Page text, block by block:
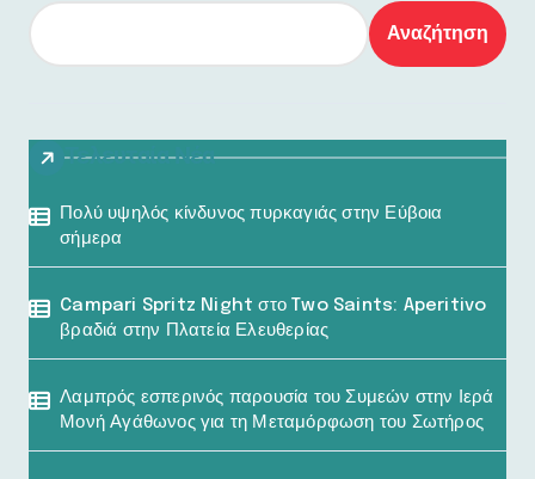
Αναζήτηση
Τελευταία Νέα
Πολύ υψηλός κίνδυνος πυρκαγιάς στην Εύβοια
σήμερα
Campari Spritz Night στο Two Saints: Aperitivo
βραδιά στην Πλατεία Ελευθερίας
Λαμπρός εσπερινός παρουσία του Συμεών στην Ιερά
Μονή Αγάθωνος για τη Μεταμόρφωση του Σωτήρος